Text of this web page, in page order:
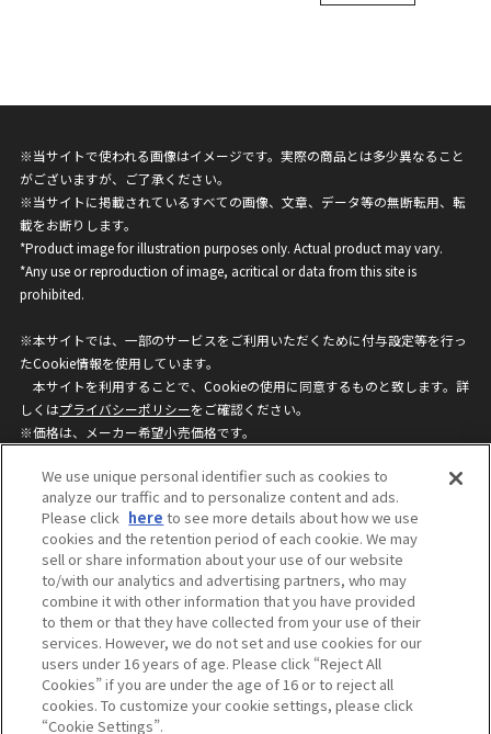
※当サイトで使われる画像はイメージです。実際の商品とは多少異なること
がございますが、ご了承ください。
※当サイトに掲載されているすべての画像、文章、データ等の無断転用、転
載をお断りします。
*Product image for illustration purposes only. Actual product may vary.
*Any use or reproduction of image, acritical or data from this site is
prohibited.
※本サイトでは、一部のサービスをご利用いただくために付与設定等を行っ
たCookie情報を使用しています。
本サイトを利用することで、Cookieの使用に同意するものと致します。詳
しくはプライバシーポリシーをご確認ください。
※価格は、メーカー希望小売価格です。
ざいますのでご了承ください。
privacypolicy
Do Not Sell or Share My
Personal Information
ウェブサイトご利用条件
ソーシャルメディアポリシー
個人情報保護方針
お問い合わせ
©BANDAI
We use unique personal identifier such as cookies to
analyze our traffic and to personalize content and ads.
Please click here to see more details about how we use
cookies and the retention period of each cookie. We may
sell or share information about your use of our website
to/with our analytics and advertising partners, who may
combine it with other information that you have provided
to them or that they have collected from your use of their
services. However, we do not set and use cookies for our
users under 16 years of age. Please click “Reject All
Cookies” if you are under the age of 16 or to reject all
cookies. To customize your cookie settings, please click
“Cookie Settings”.